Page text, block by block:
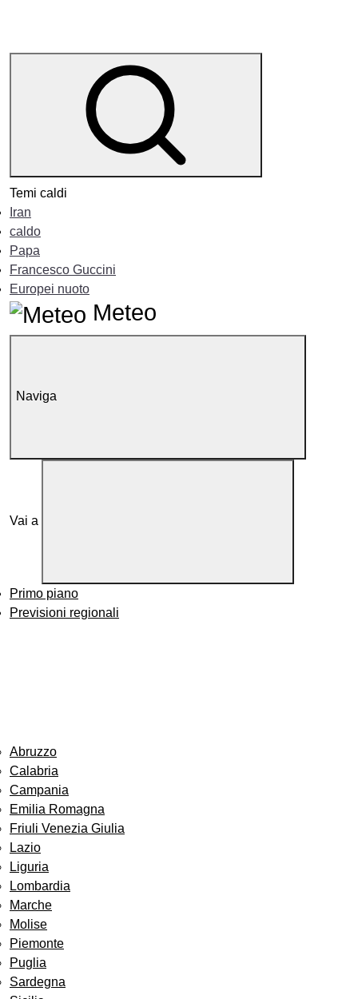
Temi caldi
Iran
caldo
Papa
Francesco Guccini
Europei nuoto
Meteo
Naviga
Vai a
Primo piano
Previsioni regionali
Abruzzo
Calabria
Campania
Emilia Romagna
Friuli Venezia Giulia
Lazio
Liguria
Lombardia
Marche
Molise
Piemonte
Puglia
Sardegna